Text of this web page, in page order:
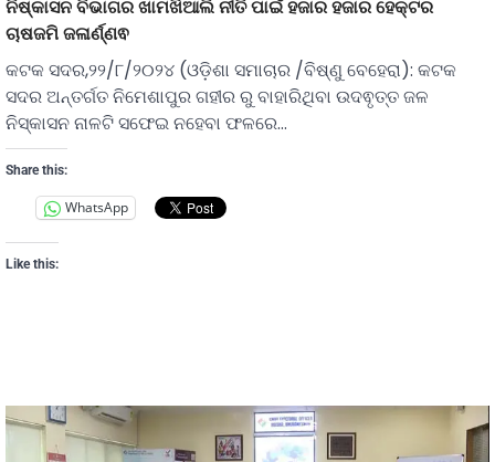
ନିଷ୍କାସନ ବିଭାଗର ଖାମଖିଆଲି ନୀତି ପାଇଁ ହଜାର ହଜାର ହେକ୍ଟର
ଚାଷଜମି ଜଳାର୍ଣ୍ଣଵ
କଟକ ସଦର,୨୨/୮/୨୦୨୪ (ଓଡ଼ିଶା ସମାଚାର /ବିଷ୍ଣୁ ବେହେରା): କଟକ
ସଦର ଅନ୍ତର୍ଗତ ନିମେଶାପୁର ଗହୀର ରୁ ବାହାରିଥିବା ଉଦଵୃତ୍ତ ଜଳ
ନିସ୍କାସନ ନାଳଟି ସଫେଇ ନହେବା ଫଳରେ…
Share this:
WhatsApp
Like this: